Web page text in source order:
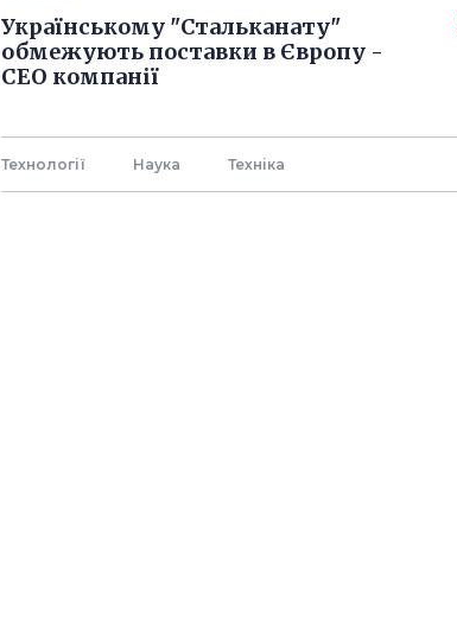
Українському "Стальканату"
обмежують поставки в Європу -
СЕО компанії
Технології Наука Технiка